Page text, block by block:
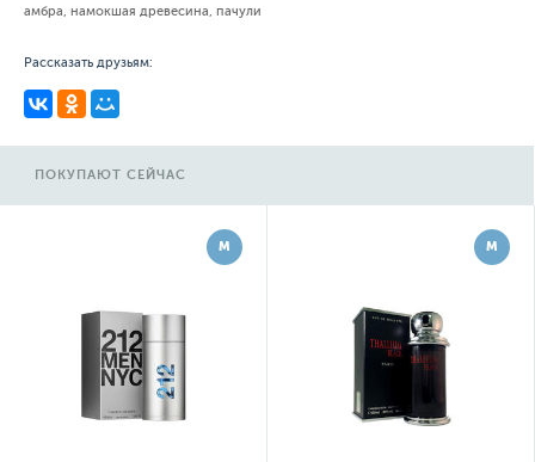
амбра, намокшая древесина, пачули
Рассказать друзьям:
ПОКУПАЮТ СЕЙЧАС
М М